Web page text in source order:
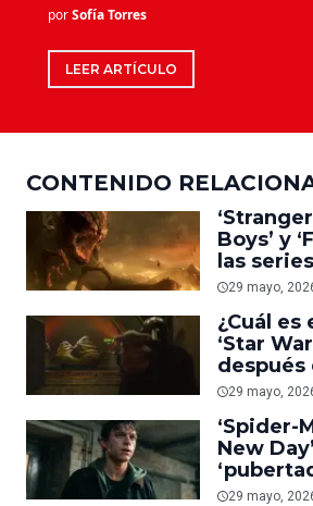
porSofía Torres
LEER ARTÍCULO
CONTENIDO
Boys’ y
las
de 2025-
29 mayo,
¿Cuál
‘Star
después
29 mayo,
‘Spider-
New
qué
29 mayo,